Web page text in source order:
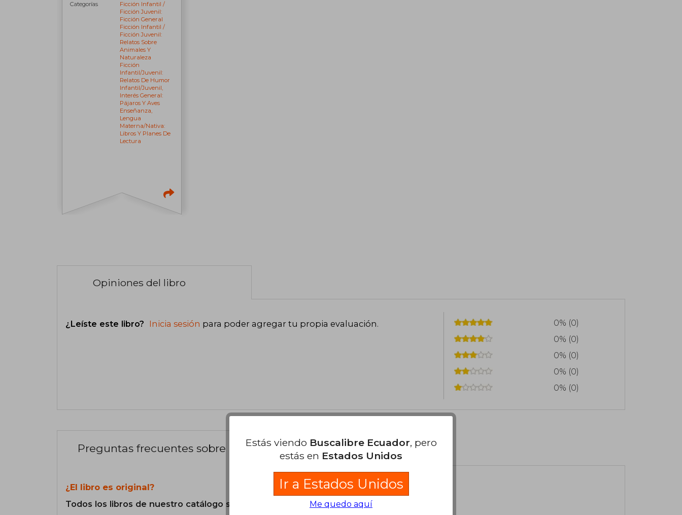
Categorías
Ficción Infantil /
Ficción Juvenil:
Ficción General
Ficción Infantil /
Ficción Juvenil:
Relatos Sobre
Animales Y
Naturaleza
Ficción
Infantil/juvenil:
Relatos De Humor
Infantil/juvenil,
Interés General:
Pájaros Y Aves
Enseñanza,
Lengua
Materna/nativa:
Libros Y Planes De
Lectura
Opiniones del libro
¿Leíste este libro? Inicia sesión para poder agregar tu propia evaluación.
0% (0)
0% (0)
0% (0)
0% (0)
0% (0)
Preguntas frecuentes sobre el libro
¿El libro es original?
Todos los libros de nuestro catálogo son Originales.
Estás viendo Buscalibre Ecuador, pero
estás en Estados Unidos
Ir a Estados Unidos
Me quedo aquí